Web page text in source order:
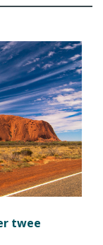
twee